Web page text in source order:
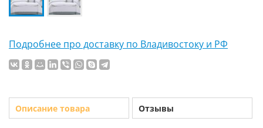
Подробнее про доставку по Владивостоку и РФ
Описание товара Отзывы